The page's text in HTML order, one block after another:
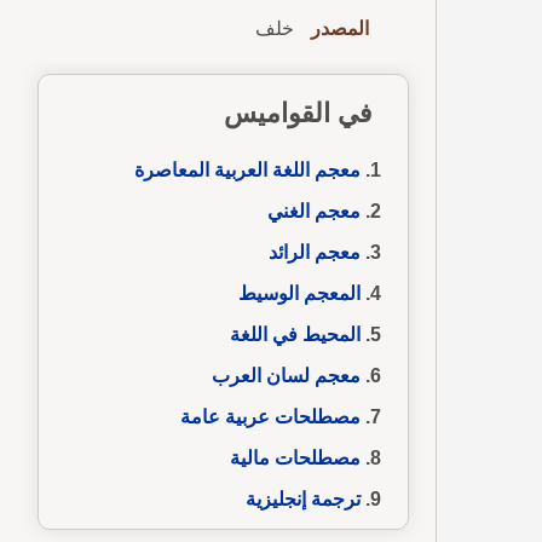
المصدر خلف
في القواميس
معجم اللغة العربية المعاصرة
معجم الغني
معجم الرائد
المعجم الوسيط
المحيط في اللغة
معجم لسان العرب
مصطلحات عربية عامة
مصطلحات مالية
ترجمة إنجليزية